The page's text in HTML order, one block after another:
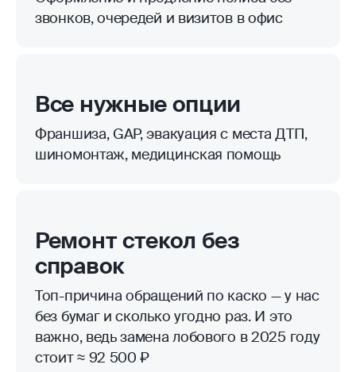
звонков, очередей и визитов в офис
Все нужные опции
Франшиза, GAP, эвакуация с места ДТП,
шиномонтаж, медицинская помощь
Ремонт стекол без
справок
Топ-причина обращений по каско — у нас
без бумаг и сколько угодно раз. И это
важно, ведь замена лобового в 2025 году
стоит ≈ 92 500 ₽